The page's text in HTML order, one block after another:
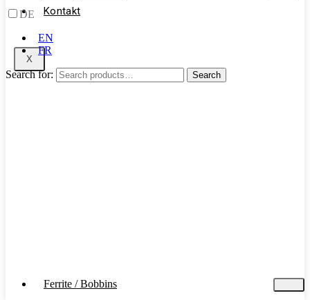
Kontakt
X
DE
EN
FR
Search for: Search
Ferrite / Bobbins